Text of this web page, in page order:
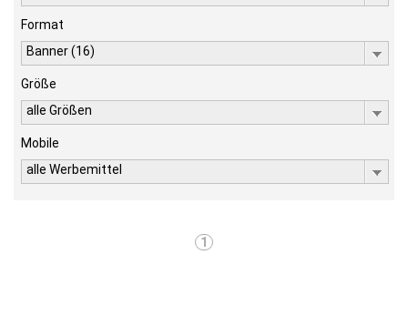
Format
Banner (16)
Größe
alle Größen
Mobile
alle Werbemittel
1